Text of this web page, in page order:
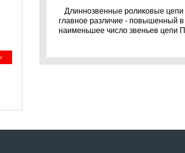
Длиннозвенные роликовые
главное различие - повышенный
наименьшее число звеньев цепи